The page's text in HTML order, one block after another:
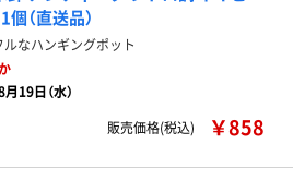
（直送品）
なハンギングポット
19日（水）
販売価格(税込)
￥858